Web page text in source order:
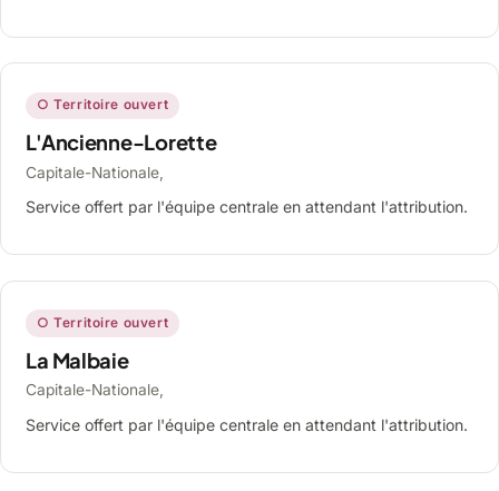
○ Territoire ouvert
L'Ancienne-Lorette
Capitale-Nationale,
Service offert par l'équipe centrale en attendant l'attribution.
○ Territoire ouvert
La Malbaie
Capitale-Nationale,
Service offert par l'équipe centrale en attendant l'attribution.